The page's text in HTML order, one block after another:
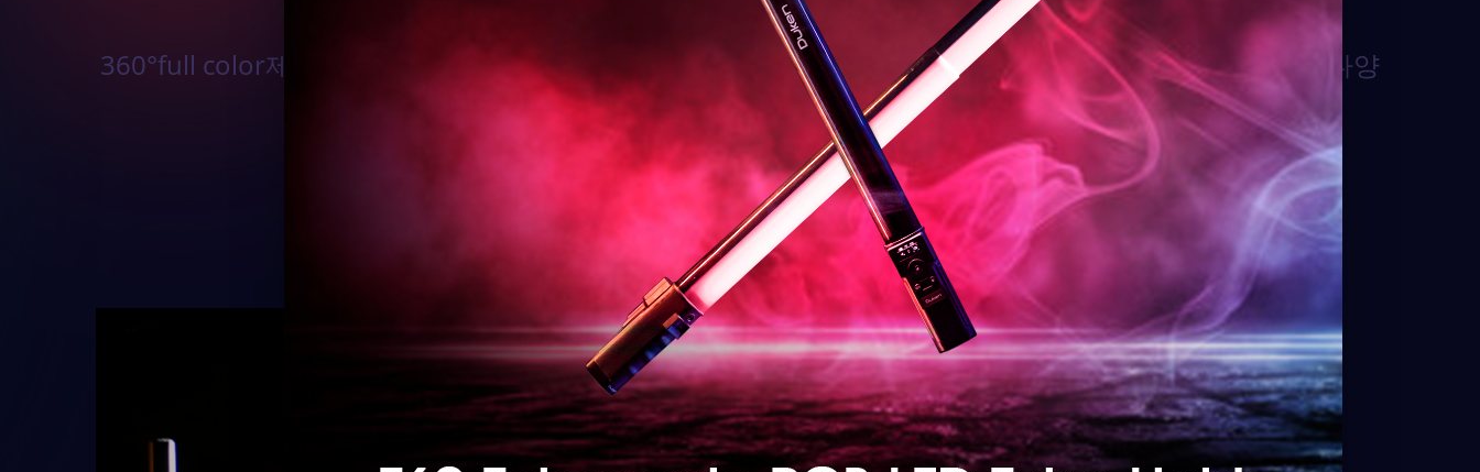
360°full color제어, 14가지 특수 효과 모드,조정 가능한 색온도 등의 일반 기능이 이 조명에 내장되어 있어 다양
한 시네마틱 촬영 효과를 감상해보세요!
3가지 조명컬러